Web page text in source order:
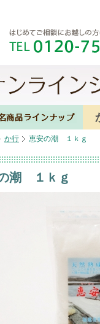
か行 恵安の潮 １ｋｇ
潮 １ｋｇ